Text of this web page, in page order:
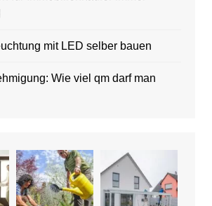
mit LED selber bauen
Wie viel qm darf man